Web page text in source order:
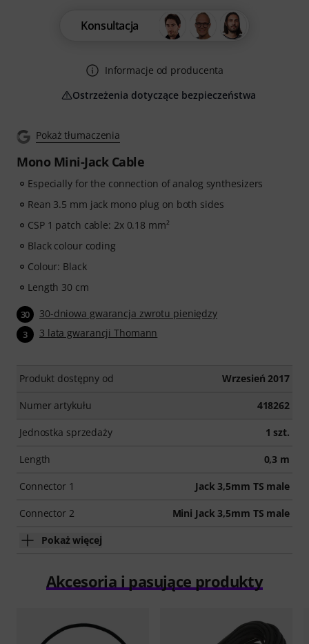
Pokaż tłumaczenia
Mono Mini-Jack Cable
Especially for the connection of analog synthesizers
Rean 3.5 mm jack mono plug on both sides
CSP 1 patch cable: 2x 0.18 mm²
Black colour coding
Colour: Black
Length 30 cm
30 30-dniowa gwarancja zwrotu pieniędzy
3 3 lata gwarancji Thomann
Produkt dostępny od Wrzesień 2017
Numer artykułu 418262
Jednostka sprzedaży 1 szt.
Length 0,3 m
Connector 1 Jack 3,5mm TS male
Connector 2 Mini Jack 3,5mm TS male
Pokaż więcej
Konsultacja
Informacje od producenta
Ostrzeżenia dotyczące bezpieczeństwa
Akcesoria i pasujące produkty